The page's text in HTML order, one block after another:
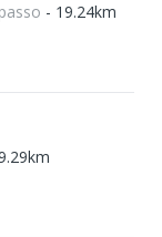
- 19.24km